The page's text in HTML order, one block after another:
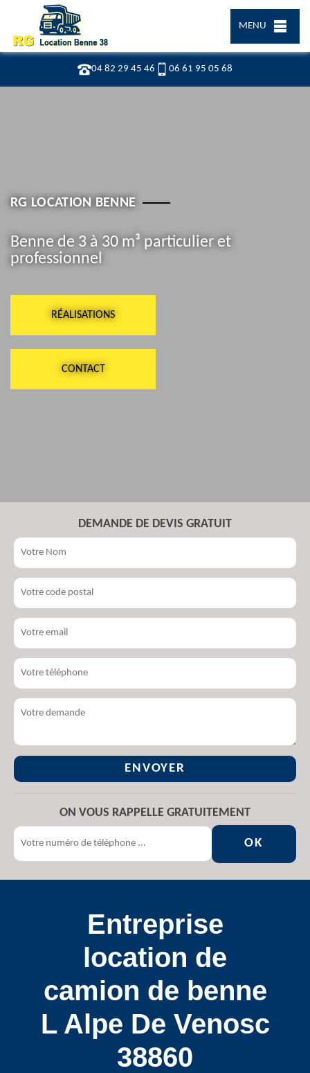
04 82 29 45 46 06 61 95 05 68
MENU
RG LOCATION BENNE
Benne de 3 à 30 m³ particulier et
professionnel
RÉALISATIONS
CONTACT
DEMANDE DE DEVIS GRATUIT
ON VOUS RAPPELLE GRATUITEMENT
Entreprise
location de
camion de benne
L Alpe De Venosc
38860